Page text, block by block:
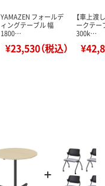
YAMAZEN フォールデ
ィングテーブル 幅
1800…
¥23,530（税込）
【車上渡
ークテー
300k…